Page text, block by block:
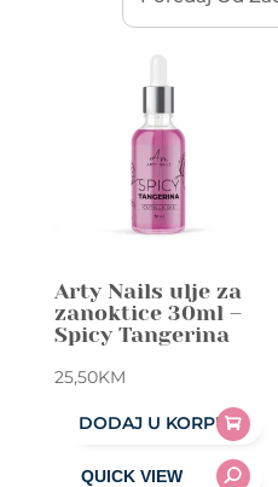
Arty Nails ulje za
zanoktice 30ml –
Spicy Tangerina
25,50KM
DODAJ U KORPU